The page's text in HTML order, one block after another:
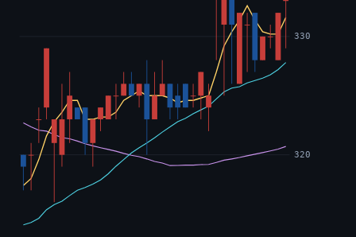
320
330